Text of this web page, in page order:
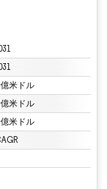
米ドル
米ドル
米ドル
4.0の表示が必要です。